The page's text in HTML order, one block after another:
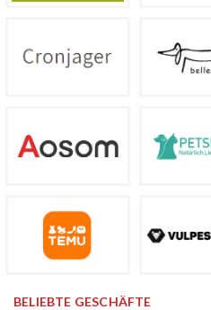
BELIEBTE GESCHÄFTE